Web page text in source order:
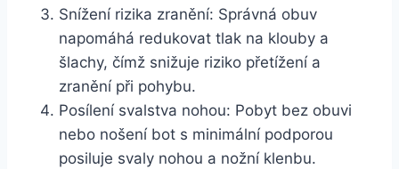
Snížení rizika zranění: Správná obuv
napomáhá redukovat tlak na klouby a
šlachy, čímž​ snižuje riziko⁢ přetížení⁤ a
zranění při ‍pohybu.
Posílení svalstva nohou: Pobyt bez obuvi
nebo nošení bot ⁤s ‌minimální podporou
⁤posiluje svaly⁣ nohou a ⁢nožní ⁢klenbu.